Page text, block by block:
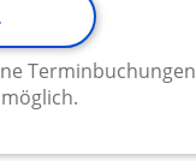
Terminbuchungen
möglich.Inhalte